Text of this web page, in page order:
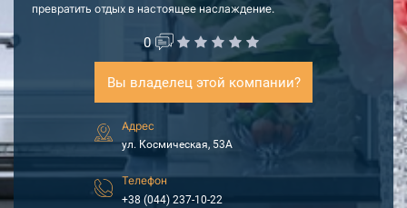
превратить отдых в настоящее наслаждение.
0
Вы владелец этой компании?
Адрес
ул. Космическая, 53А
Телефон
+38 (044) 237-10-22